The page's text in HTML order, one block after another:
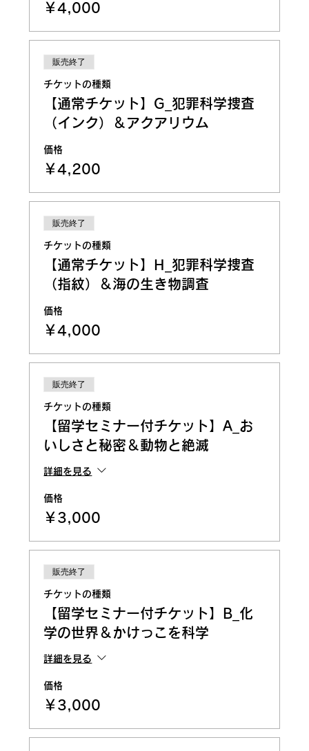
￥4,000
販売終了
チケットの種類
【通常チケット】G_犯罪科学捜査
（インク）＆アクアリウム
価格
￥4,200
販売終了
チケットの種類
【通常チケット】H_犯罪科学捜査
（指紋）＆海の生き物調査
価格
￥4,000
販売終了
チケットの種類
【留学セミナー付チケット】A_お
いしさと秘密＆動物と絶滅
詳細を見る
価格
￥3,000
販売終了
チケットの種類
【留学セミナー付チケット】B_化
学の世界＆かけっこを科学
詳細を見る
価格
￥3,000